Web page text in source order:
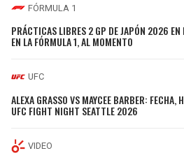
FÓRMULA 1
PRÁCTICAS LIBRES 2 GP DE JAPÓN 2026 EN
EN LA FÓRMULA 1, AL MOMENTO
UFC
ALEXA GRASSO VS MAYCEE BARBER: FECHA,
UFC FIGHT NIGHT SEATTLE 2026
VIDEO